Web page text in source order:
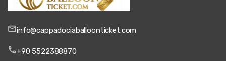
info@cappadociaballoonticket.com
+90 5522388870